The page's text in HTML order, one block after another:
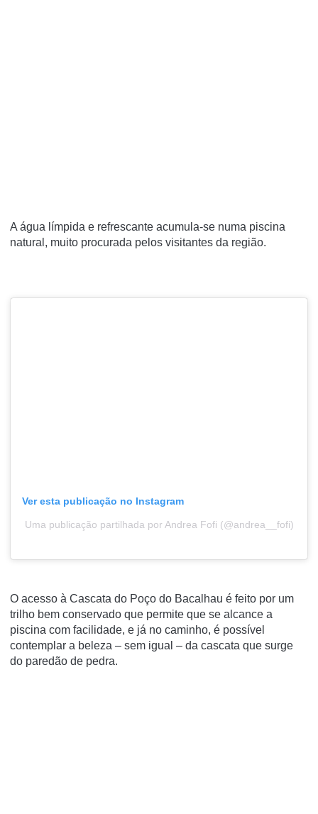
A água límpida e refrescante acumula-se numa piscina
natural, muito procurada pelos visitantes da região.
Ver esta publicação no Instagram
Uma publicação partilhada por Andrea Fofi (@andrea__fofi)
O acesso à Cascata do Poço do Bacalhau é feito por um
trilho bem conservado que permite que se alcance a
piscina com facilidade, e já no caminho, é possível
contemplar a beleza – sem igual – da cascata que surge
do paredão de pedra.